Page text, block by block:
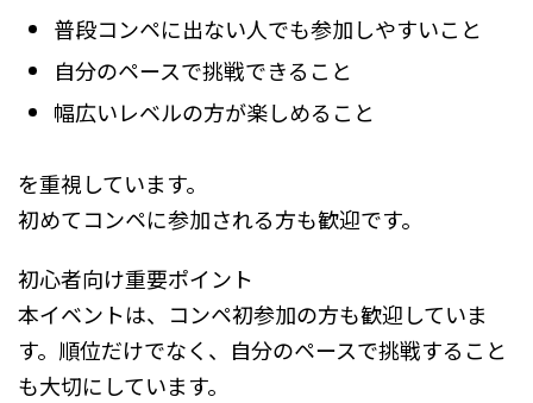
普段コンペに出ない人でも参加しやすいこと
自分のペースで挑戦できること
幅広いレベルの方が楽しめること
を重視しています。
初めてコンペに参加される方も歓迎です。
初心者向け重要ポイント
本イベントは、コンペ初参加の方も歓迎していま
す。順位だけでなく、自分のペースで挑戦すること
も大切にしています。